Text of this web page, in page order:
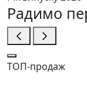
Радимо
ТОП-продаж